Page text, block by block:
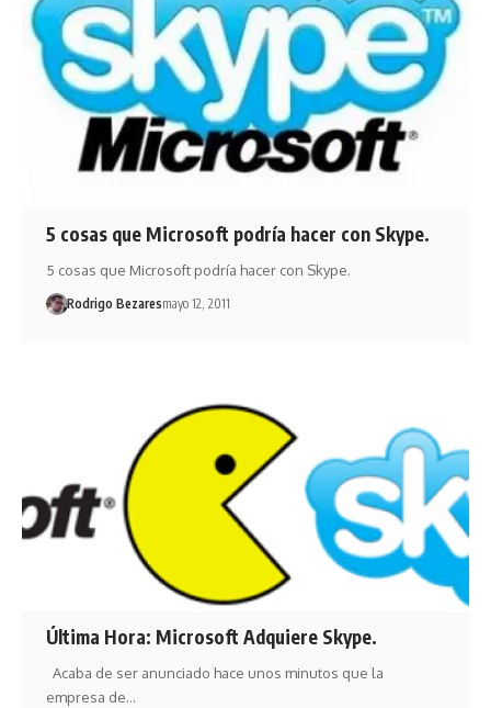
5 cosas que Microsoft podría hacer con Skype.
5 cosas que Microsoft podría hacer con Skype.
Rodrigo Bezaresmayo 12, 2011
Última Hora: Microsoft Adquiere Skype.
Acaba de ser anunciado hace unos minutos que la
empresa de…